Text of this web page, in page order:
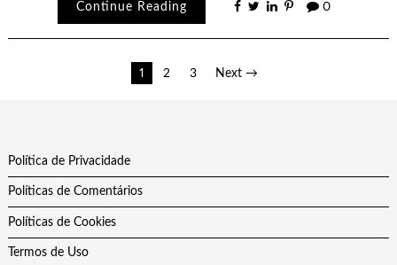
Continue Reading 0
1 2 3 Next →
Política de Privacidade
Políticas de Comentários
Políticas de Cookies
Termos de Uso